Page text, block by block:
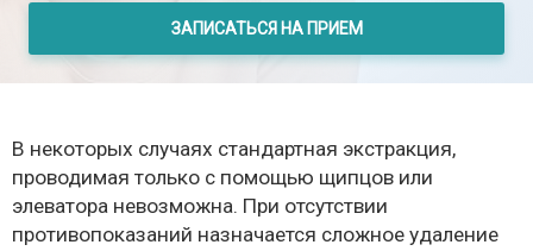
ЗАПИСАТЬСЯ НА ПРИЕМ
В некоторых случаях стандартная экстракция,
проводимая только с помощью щипцов или
элеватора невозможна. При отсутствии
противопоказаний назначается сложное удаление